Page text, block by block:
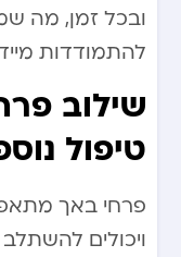
ובכל זמן, מה
להתמודדות
שילוב
טיפול
פרחי באך
ויכולים